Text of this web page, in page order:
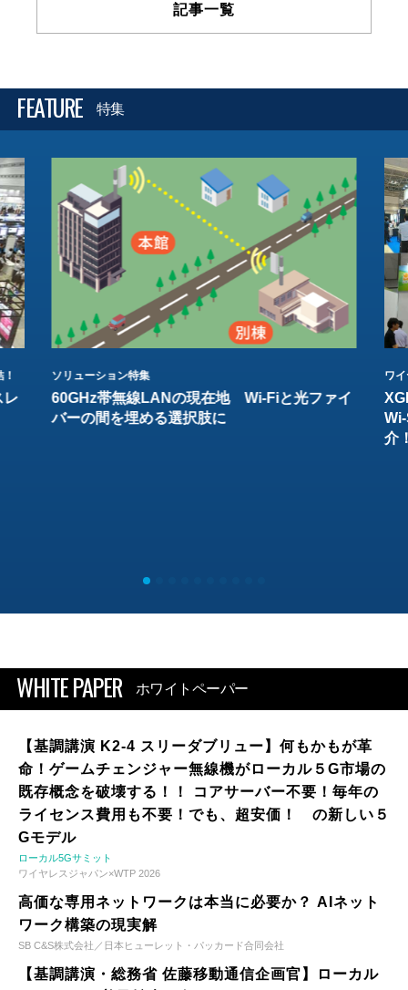
記事一覧
FEATURE 特集
レ
ソリューション特集
60GHz帯無線LANの現在地 Wi-Fiと光ファイ
バーの間を埋める選択肢に
ワ
介
WHITE PAPER ホワイトペーパー
【基調講演 K2-4 スリーダブリュー】何もかもが革
命！ゲームチェンジャー無線機がローカル５G市場の
既存概念を破壊する！！ コアサーバー不要！毎年の
ライセンス費用も不要！でも、超安価！ の新しい５
Gモデル
ローカル5Gサミット
ワイヤレスジャパン×WTP 2026
高価な専用ネットワークは本当に必要か？ AIネット
ワーク構築の現実解
SB C&S株式会社／日本ヒューレット・パッカード合同会社
【基調講演・総務省 佐藤移動通信企画官】ローカル